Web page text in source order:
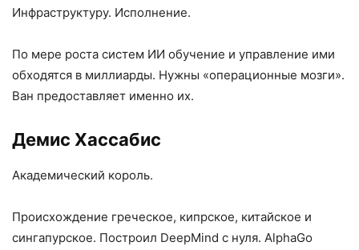
Инфраструктуру. Исполнение.
По мере роста систем ИИ обучение и управление ими
обходятся в миллиарды. Нужны «операционные мозги».
Ван предоставляет именно их.
Демис Хассабис
Академический король.
Происхождение греческое, кипрское, китайское и
сингапурское. Построил DeepMind с нуля. AlphaGo